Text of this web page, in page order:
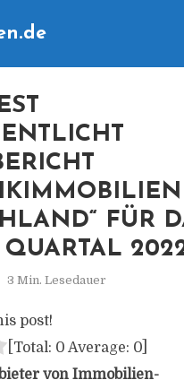
FÜR
3 Min. Lesedauer
post!
[Total: 0 Average: 0]
von Immobilien-